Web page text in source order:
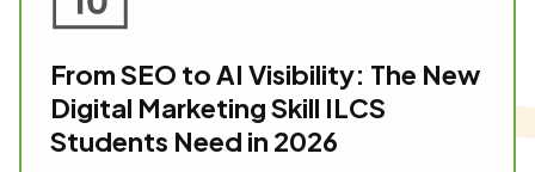
From SEO to AI Visibility: The New
Digital Marketing Skill ILCS
Students Need in 2026